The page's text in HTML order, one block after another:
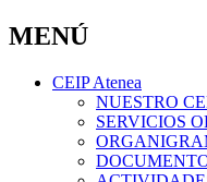
MENÚ
CEIP Atenea
NUESTRO
SERVICIOS